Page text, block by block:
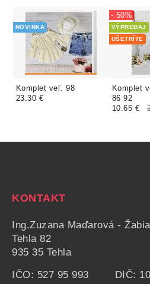
Komplet veľ. 98
NOVINKA
23.30 €
Komplet
86 92
VÝPREDAJ
UŠETRÍTE
- 50%
10.65 €
KONTAKT
Ing.Zuzana Maďarová -
Tehla 82
935 35 Tehla
IČO: 527 95 993 DIČ: